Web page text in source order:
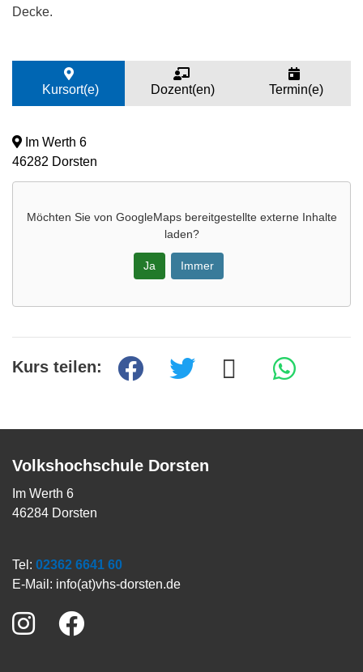
Decke.
Kursort(e) Dozent(en) Termin(e)
Im Werth 6
46282 Dorsten
Möchten Sie von GoogleMapsbereitgestellte externe Inhalte
laden?
Ja Immer
Kurs teilen:
Volkshochschule Dorsten
Im Werth 6
46284 Dorsten
Tel: 02362 6641 60
E-Mail: info(at)vhs-dorsten.de